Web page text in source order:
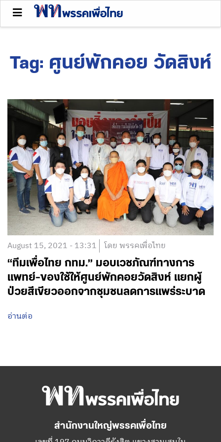
Tag: ศูนย์พักคอย วัดสิงห์
August 15, 2021 - 13:31 โดย พรรคเพื่อไทย
“ทีมเพื่อไทย กทม.” มอบเวชภัณฑ์ทางการ
แพทย์-ของใช้ให้ศูนย์พักคอยวัดสิงห์ แยกผู้
ป่วยสีเขียวออกจากชุมชนลดการแพร่ระบาด
อ่านต่อ
สำนักงานใหญ่พรรคเพื่อไทย